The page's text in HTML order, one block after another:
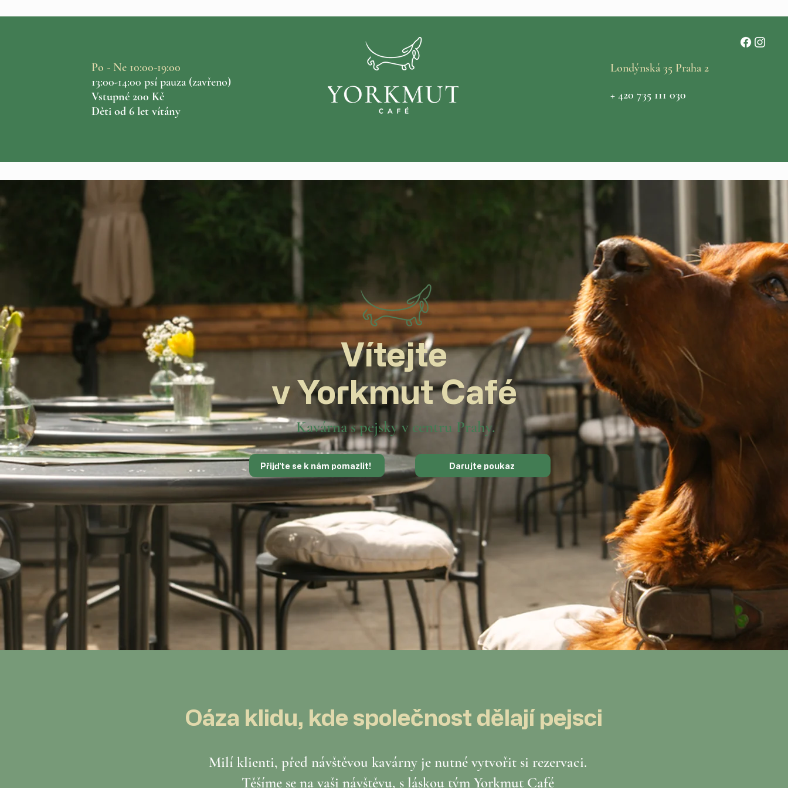
Po - Ne 10:00-19:00
13:00-14:00 psí pauza (zavřeno​​​)
Vstupné 200 Kč
Děti od 6 let vítány
Londýnská 35 Praha 2
+ 420 735 111 030
Vítejte
v Yorkmut Café
Kavárna s pejskyv centru Prahy.
Přijďte se k nám pomazlit! Darujte poukaz
Oáza klidu, kde společnost dělají pejsci
Milí klienti, před návštěvou kavárny je nutné vytvořit si rezervaci.
Těšíme se na vaši návštěvu, s láskou tým Yorkmut Café